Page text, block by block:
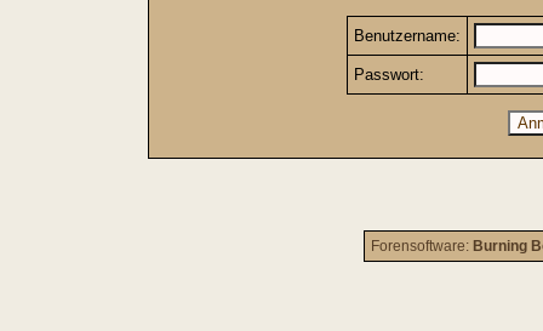
Benutzername:
Passwort:
Forensoftware: Burning